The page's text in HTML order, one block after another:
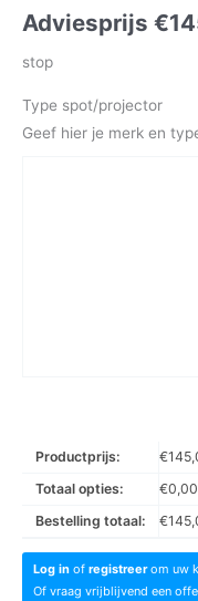
Adviesprijs €
stop
Type spot/projector
Geef hier je merk en
Productprijs: €
Totaal opties:
€0,00
Bestelling totaal:
€
Log in of registreerom uw
Of vraag vrijblijvend een